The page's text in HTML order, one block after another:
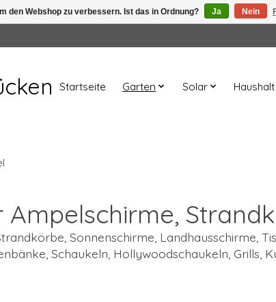
Startseite Garten Solar Haushalt
Sonnenschirme, Landhausschirme,
Schaukeln, Hollywoodschaukeln, Grills,
den Webshop zu verbessern. Ist das in Ordnung? Ja Nein